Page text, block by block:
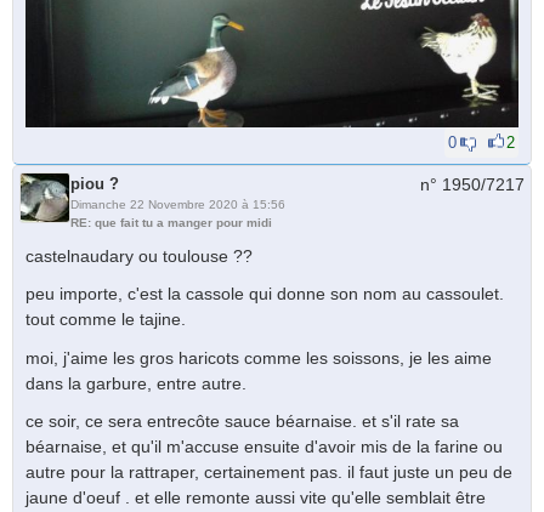
0 2
piou ?
Dimanche 22 Novembre 2020 à 15:56
RE: que fait tu a manger pour midi
n° 1950/7217
castelnaudary ou toulouse ??
peu importe, c'est la cassole qui donne son nom au cassoulet.
tout comme le tajine.
moi, j'aime les gros haricots comme les soissons, je les aime
dans la garbure, entre autre.
ce soir, ce sera entrecôte sauce béarnaise. et s'il rate sa
béarnaise, et qu'il m'accuse ensuite d'avoir mis de la farine ou
autre pour la rattraper, certainement pas. il faut juste un peu de
jaune d'oeuf . et elle remonte aussi vite qu'elle semblait être